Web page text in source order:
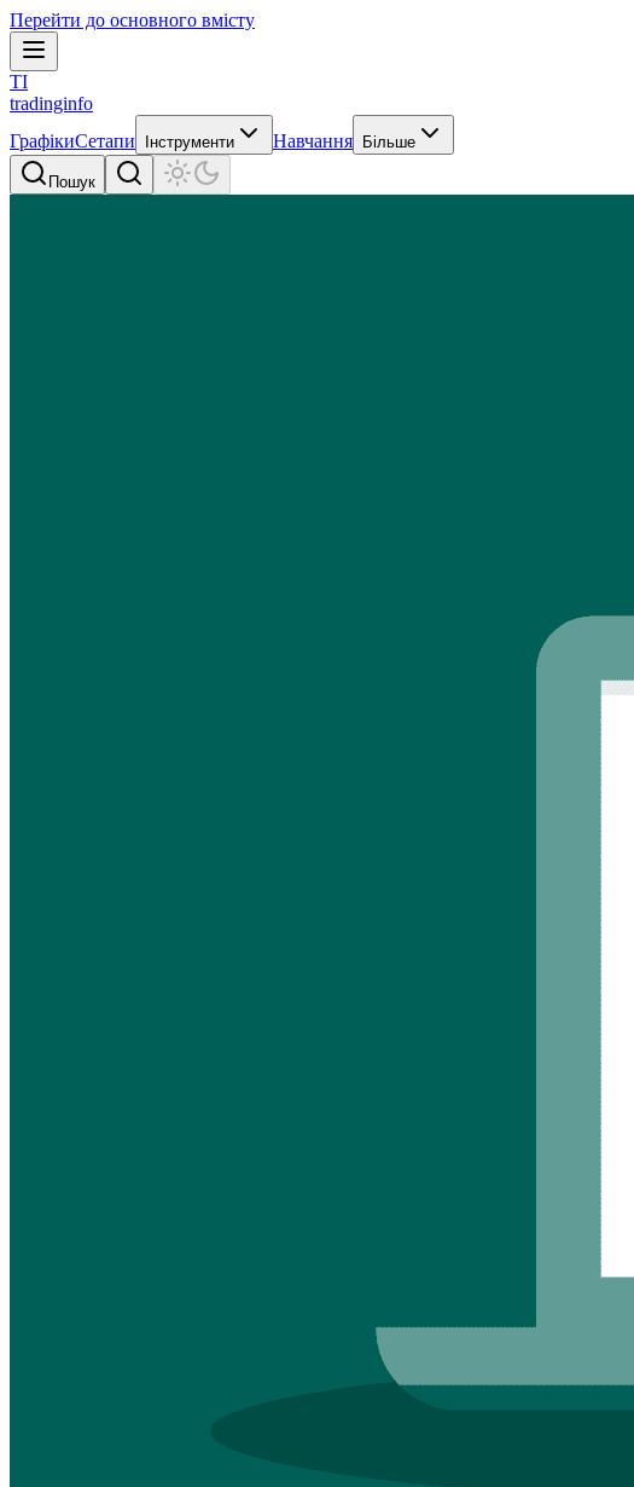
Перейти до основного вмісту
TI
tradinginfo
ГрафікиСетапи Інструменти Навчання Більше
Пошук